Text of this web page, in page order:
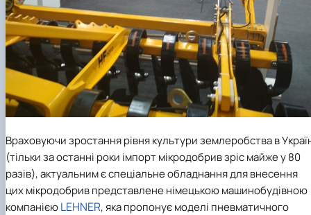
Враховуючи зростання рівня культури землеробства в
(тільки за останні роки імпорт мікродобрив зріс майже у 80
разів), актуальним є спеціальне обладнання для внесення
цих мікродобрив представлене німецькою машинобудівною
компанієюLEHNER, якапропонує моделі пневматичного